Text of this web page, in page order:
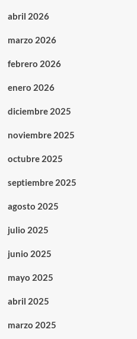
abril 2026
marzo 2026
febrero 2026
enero 2026
diciembre 2025
noviembre 2025
octubre 2025
septiembre 2025
agosto 2025
julio 2025
junio 2025
mayo 2025
abril 2025
marzo 2025